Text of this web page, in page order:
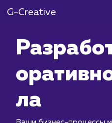
G-Creative